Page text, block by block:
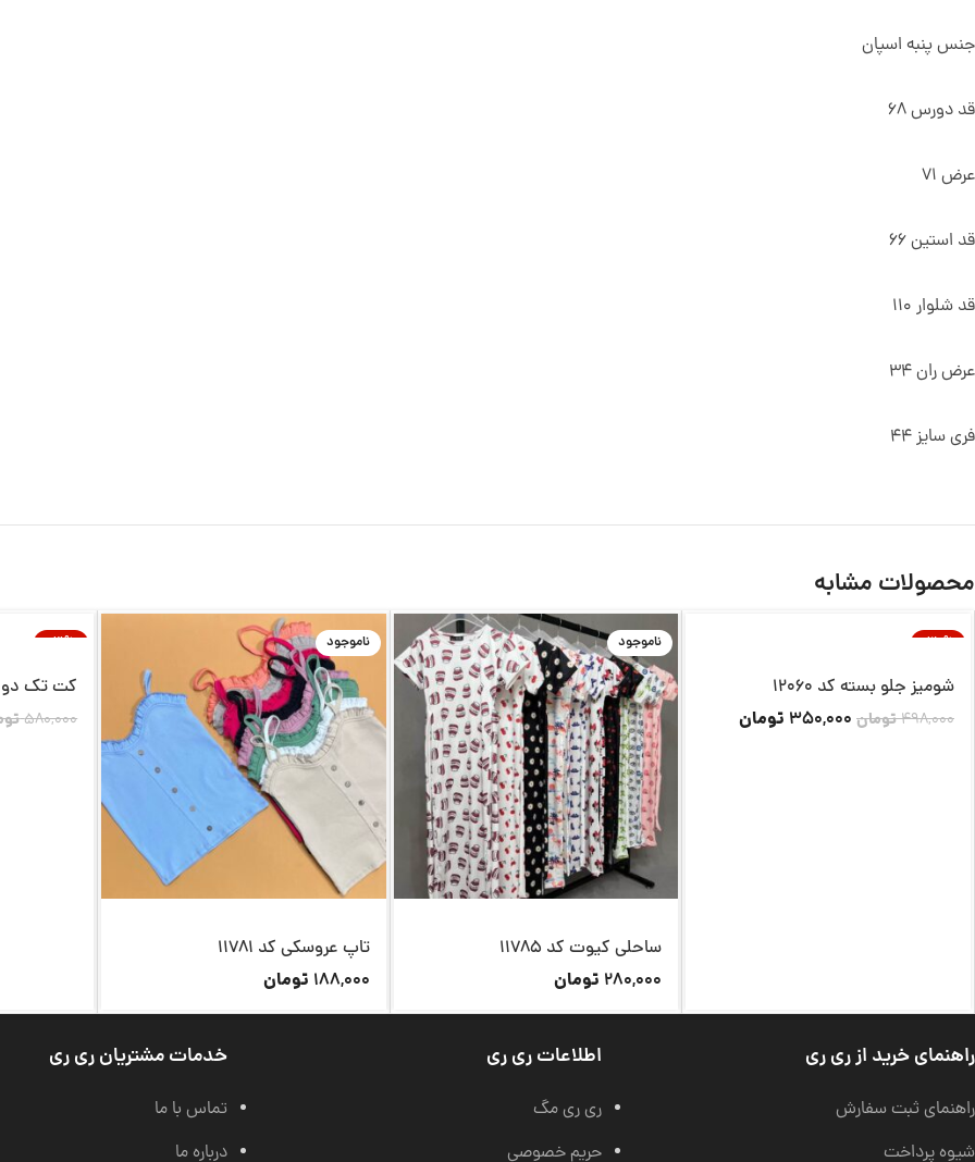
جنس پنبه اسپان
قد دورس 68
عرض 71
قد استین 66
قد شلوار 110
عرض ران 34
فری سایز 44
محصولات مشابه
-30%
شومیز جلو بسته کد 12060
498,000تومان 350,000 تومان
ناموجود
ساحلی کیوت کد 11785
280,000 تومان
ناموجود
تاپ عروسکی کد 11781
188,000 تومان
-21%
کت تک دو
580,000
راهنمای خرید از ری ری
راهنمای ثبت سفارش
شیوه پرداخت
اطلاعات ری ری
ری ری مگ
حریم خصوصی
خدمات مشتریان ری ری
تماس با ما
درباره ما